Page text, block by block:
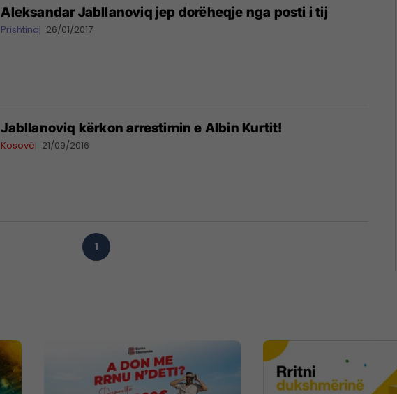
Aleksandar Jabllanoviq jep dorëheqje nga posti i tij
Prishtina 26/01/2017
Jabllanoviq kërkon arrestimin e Albin Kurtit!
Kosovë 21/09/2016
1